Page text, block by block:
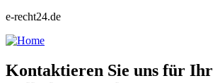
e-recht24.de
Kontaktieren Sie uns für Ihr